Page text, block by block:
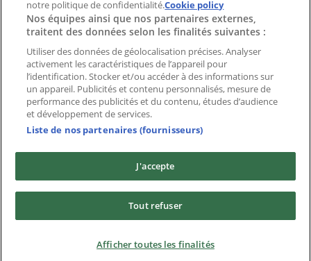
Marques
Enseignes
Produits
Villes
Télécharger l'appli Tiendeo
Copyright © Tiendeo ® 2026 · Shopfully Marketing S.L.U. –
Conditions généralesPolitique de confidentialité
notre politique de confidentialité.Cookie policy
Nos équipes ainsi que nos partenaires externes,
traitent des données selon les finalités suivantes :
Utiliser des données de géolocalisation précises. Analyser
activement les caractéristiques de l’appareil pour
l’identification. Stocker et/ou accéder à des informations sur
un appareil. Publicités et contenu personnalisés, mesure de
performance des publicités et du contenu, études d’audience
et développement de services.
Liste de nos partenaires (fournisseurs)
J'accepte
Tout refuser
Afficher toutes les finalités